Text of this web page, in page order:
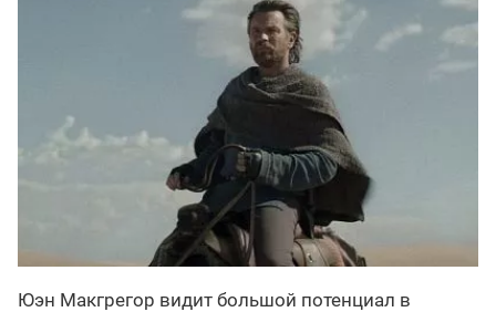
Юэн Макгрегор видит большой потенциал в